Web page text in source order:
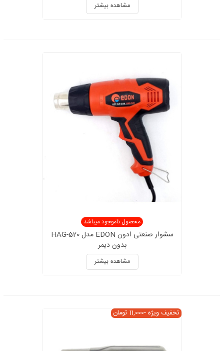
مشاهده بیشتر
محصول ناموجود میباشد
سشوار صنعتی ادون EDON مدل HAG-520
بدون دیمر
مشاهده بیشتر
تخفیف ویژه-11,000 تومان